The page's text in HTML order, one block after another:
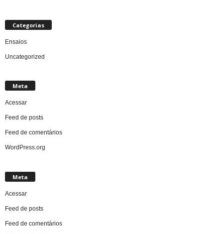
Categorias
Ensaios
Uncategorized
Meta
Acessar
Feed de posts
Feed de comentários
WordPress.org
Meta
Acessar
Feed de posts
Feed de comentários